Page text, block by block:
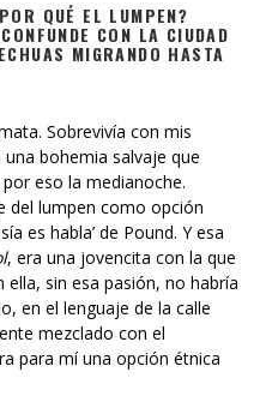
QUÉ EL LUMPEN?
CON LA CIUDAD
MIGRANDO HASTA
Sobrevivía con mis
bohemia salvaje que
eso la medianoche.
del lumpen como opción
es habla’ de Pound. Y esa
, era una jovencita con la que
sin esa pasión, no habría
en el lenguaje de la calle
mezclado con el
para mí una opción étnica